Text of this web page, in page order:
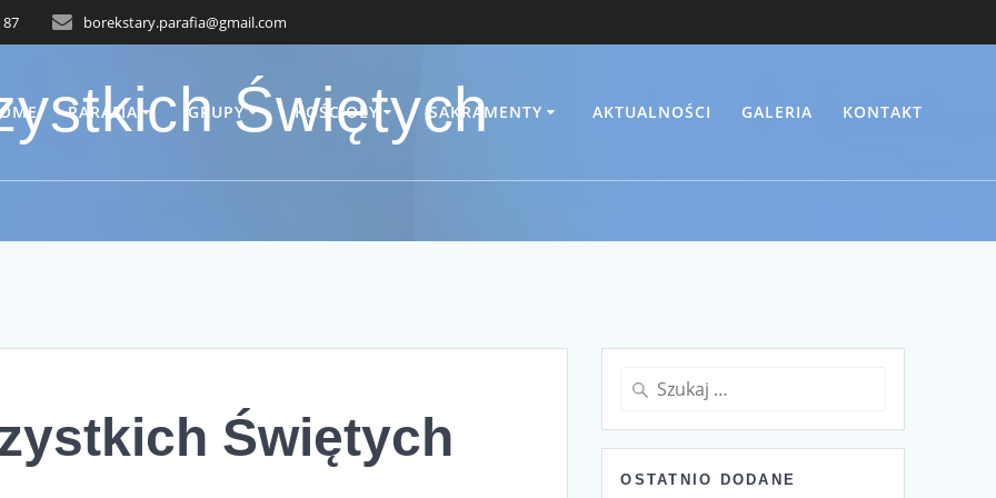
87 borekstary.parafia@gmail.com
PARAFIA GRUPY KOŚCIOŁY SAKRAMENTY AKTUALNOŚCI GALERIA KONTAKT
Świętych
Świętych
Szukaj:
OSTATNIO DODANE